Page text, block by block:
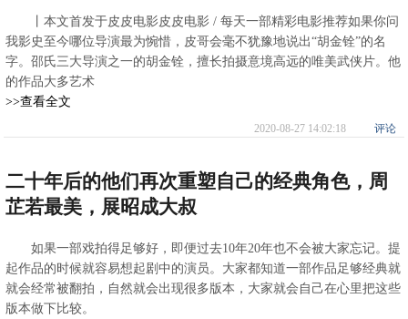
丨本文首发于皮皮电影皮皮电影 / 每天一部精彩电影推荐如果你问
我影史至今哪位导演最为惋惜，皮哥会毫不犹豫地说出“胡金铨”的名
字。邵氏三大导演之一的胡金铨，擅长拍摄意境高远的唯美武侠片。他
的作品大多艺术
>>查看全文
2020-08-27 14:02:18 评论
二十年后的他们再次重塑自己的经典角色，周
芷若最美，展昭成大叔
如果一部戏拍得足够好，即便过去10年20年也不会被大家忘记。提
起作品的时候就容易想起剧中的演员。大家都知道一部作品足够经典就
就会经常被翻拍，自然就会出现很多版本，大家就会自己在心里把这些
版本做下比较。